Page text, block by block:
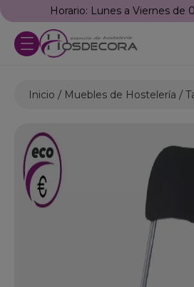
Horario: Lunes a Viernes de
Inicio Muebles de Hostelería